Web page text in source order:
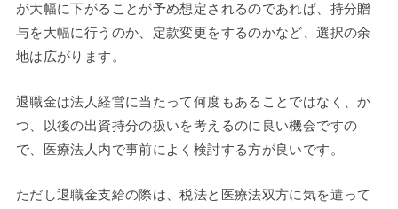
が大幅に下がることが予め想定されるのであれば、持分贈
与を大幅に行うのか、定款変更をするのかなど、選択の余
地は広がります。
退職金は法人経営に当たって何度もあることではなく、か
つ、以後の出資持分の扱いを考えるのに良い機会ですの
で、医療法人内で事前によく検討する方が良いです。
ただし退職金支給の際は、税法と医療法双方に気を遣って